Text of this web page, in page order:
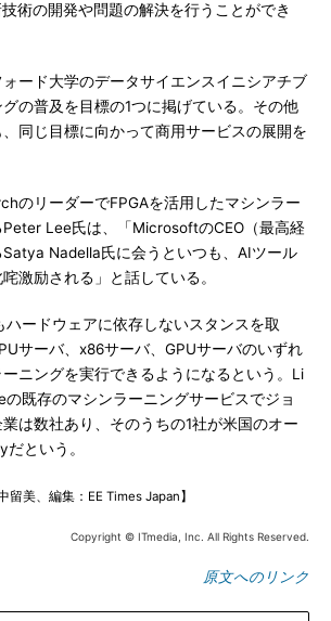
術の開発や問題の解決を行うことができ
ード大学のデータサイエンスイニシアチブ
の普及を目標の1つに掲げている。その他
同じ目標に向かって商用サービスの展開を
のリーダーでFPGAを活用したマシンラー
Lee氏は、「MicrosoftのCEO（最高経
Nadella氏に会うといつも、AIツール
激励される」と話している。
ードウェアに依存しないスタンスを取
サーバ、x86サーバ、GPUサーバのいずれ
ニングを実行できるようになるという。Li
の既存のマシンラーニングサービスでジョ
は数社あり、そのうちの1社が米国のオー
という。
留美、編集：EE Times Japan】
Copyright © ITmedia, Inc. All Rights Reserved.
原文へのリンク